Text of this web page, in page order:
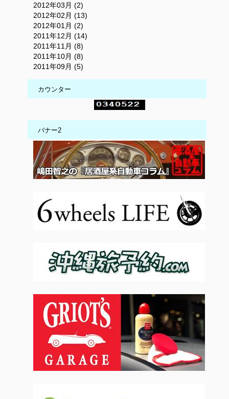
2012年03月 (2)
2012年02月 (13)
2012年01月 (2)
2011年12月 (14)
2011年11月 (8)
2011年10月 (8)
2011年09月 (5)
カウンター
バナー2